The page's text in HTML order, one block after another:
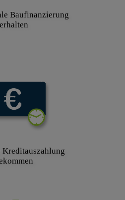
Baufinanzierung
erhalten
Kreditauszahlung